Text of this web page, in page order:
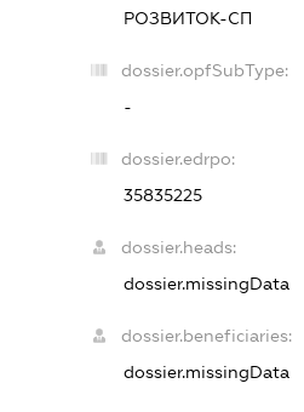
РОЗВИТОК-СП
dossier.opfSubType:
-
dossier.edrpo:
35835225
dossier.heads:
dossier.missingData
dossier.beneficiaries:
dossier.missingData